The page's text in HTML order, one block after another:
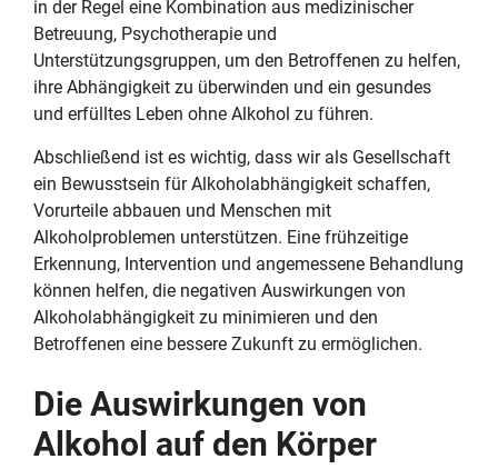
in der Regel eine Kombination aus medizinischer
Betreuung, Psychotherapie und
Unterstützungsgruppen, um den Betroffenen zu helfen,
ihre Abhängigkeit zu überwinden und ein gesundes
und erfülltes Leben ohne Alkohol zu führen.
Abschließend ist es wichtig, dass wir als Gesellschaft
ein Bewusstsein für Alkoholabhängigkeit schaffen,
Vorurteile abbauen und Menschen mit
Alkoholproblemen unterstützen. Eine frühzeitige
Erkennung, Intervention und angemessene Behandlung
können helfen, die negativen Auswirkungen von
Alkoholabhängigkeit zu minimieren und den
Betroffenen eine bessere Zukunft zu ermöglichen.
Die Auswirkungen von
Alkohol auf den Körper